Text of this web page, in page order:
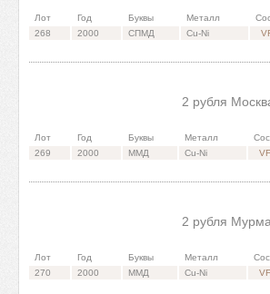
Лот Год Буквы Металл
268
2000 СПМД Cu-Ni
2 рубля
Лот Год Буквы Металл
269
2000 ММД Cu-Ni
2 рубля
Лот Год Буквы Металл
270
2000 ММД Cu-Ni